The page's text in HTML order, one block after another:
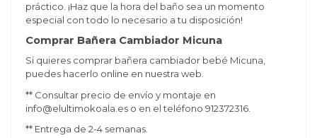
práctico. ¡Haz que la hora del baño sea un momento
especial con todo lo necesario a tu disposición!
Comprar Bañera Cambiador Micuna
Si quieres comprar bañera cambiador bebé Micuna,
puedes hacerlo online en nuestra web.
** Consultar precio de envío y montaje en
info@elultimokoala.es o en el teléfono 912372316.
** Entrega de 2-4 semanas.